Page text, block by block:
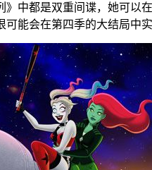
中都是双重间谍，她可
能会在第四季的大结局中实